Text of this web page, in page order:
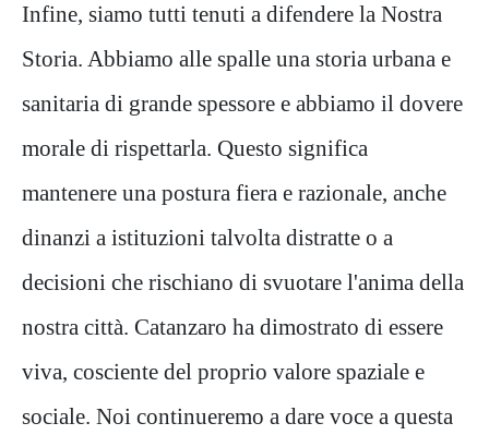
Infine, siamo tutti tenuti a difendere la Nostra
Storia. Abbiamo alle spalle una storia urbana e
sanitaria di grande spessore e abbiamo il dovere
morale di rispettarla. Questo significa
mantenere una postura fiera e razionale, anche
dinanzi a istituzioni talvolta distratte o a
decisioni che rischiano di svuotare l'anima della
nostra città. Catanzaro ha dimostrato di essere
viva, cosciente del proprio valore spaziale e
sociale. Noi continueremo a dare voce a questa